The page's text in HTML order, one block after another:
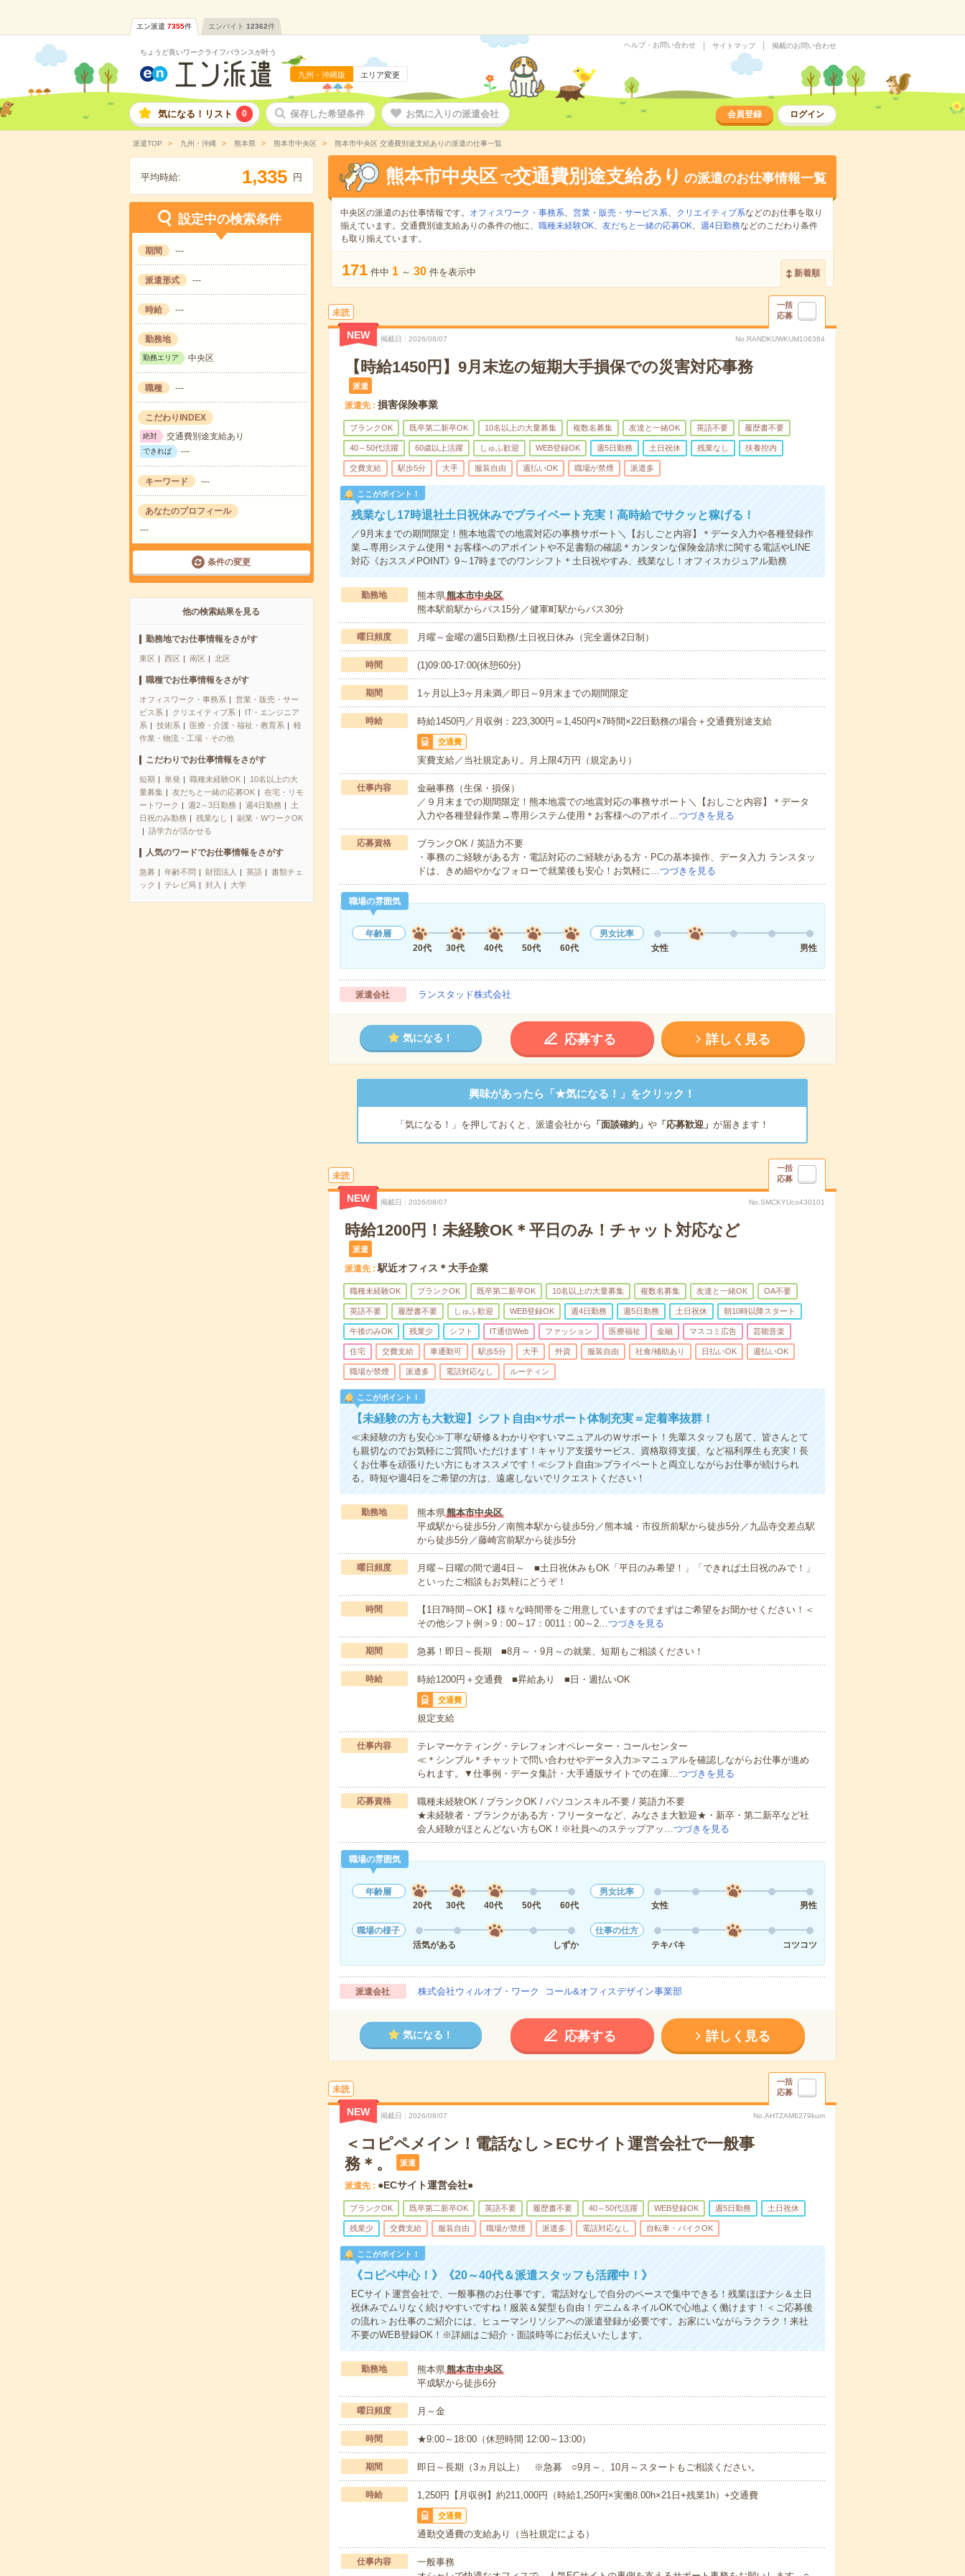
エン派遣 7355件 エンバイト 12362件
ちょうど良いワークライフバランスが叶う
九州・沖縄版 エリア変更
ヘルプ・お問い合わせ サイトマップ 掲載のお問い合わせ
気になる！リスト 0 保存した希望条件 お気に入りの派遣会社 会員登録 ログイン
派遣TOP 九州・沖縄 熊本県 熊本市中央区 熊本市中央区 交通費別途支給ありの派遣の仕事一覧
平均時給: 1,335 円
設定中の検索条件
期間 ---
派遣形式 ---
時給 ---
勤務地
勤務エリア 中央区
職種 ---
こだわりINDEX
絶対 交通費別途支給あり
できれば ---
キーワード ---
あなたのプロフィール
---
条件の変更
他の検索結果を見る
勤務地でお仕事情報をさがす
東区 西区 南区 北区
職種でお仕事情報をさがす
オフィスワーク・事務系
営業・販売・サー
ビス系
クリエイティブ系
IT・エンジニア
系
技術系 医療・介護・福祉・教育系
軽
作業・物流・工場・その他
こだわりでお仕事情報をさがす
短期 単発 職種未経験OK
10名以上の大
量募集
友だちと一緒の応募OK
在宅・リモ
ートワーク
週2～3日勤務 週4日勤務
土
日祝のみ勤務
残業なし
副業・WワークOK
語学力が活かせる
人気のワードでお仕事情報をさがす
急募 年齢不問 財団法人 英語
書類チェ
ック
テレビ局 封入 大学
熊本市中央区 で交通費別途支給あり の派遣のお仕事情報一覧
中央区の派遣のお仕事情報です。 オフィスワーク・事務系、 営業・販売・サービス系、 クリエイティブ系などのお仕事を取り
揃えています。交通費別途支給ありの条件の他に、 職種未経験OK、 友だちと一緒の応募OK、 週4日勤務などのこだわり条件
も取り揃えています。
171 件中 1 ～ 30 件を表示中 新着順
未読
一括
応募
NEW 掲載日 2026/08/07 No.RANDKUWKUM106384
【時給1450円】9月末迄の短期大手損保での災害対応事務
派遣
派遣先 損害保険事業
ブランクOK 既卒第二新卒OK 10名以上の大量募集 複数名募集 友達と一緒OK 英語不要 履歴書不要
40～50代活躍 60歳以上活躍 しゅふ歓迎 WEB登録OK 週5日勤務 土日祝休 残業なし 扶養控内
交費支給 駅歩5分 大手 服装自由 週払いOK 職場が禁煙 派遣多
ここがポイント！
残業なし17時退社土日祝休みでプライベート充実！高時給でサクッと稼げる！
／9月末までの期間限定！熊本地震での地震対応の事務サポート＼【おしごと内容】＊データ入力や各種登録作
業→専用システム使用＊お客様へのアポイントや不足書類の確認＊カンタンな保険金請求に関する電話やLINE
対応《おススメPOINT》9～17時までのワンシフト＊土日祝やすみ、残業なし！オフィスカジュアル勤務
勤務地 熊本県熊本市中央区
熊本駅前駅からバス15分／健軍町駅からバス30分
曜日頻度 月曜～金曜の週5日勤務/土日祝日休み（完全週休2日制）
時間 (1)09:00-17:00(休憩60分)
期間 1ヶ月以上3ヶ月未満／即日～9月末までの期間限定
時給 時給1450円／月収例：223,300円＝1,450円×7時間×22日勤務の場合＋交通費別途支給
交通費
実費支給／当社規定あり。月上限4万円（規定あり）
仕事内容
金融事務（生保・損保）
／９月末までの期間限定！熊本地震での地震対応の事務サポート＼【おしごと内容】＊データ
入力や各種登録作業→専用システム使用＊お客様へのアポイ…つづきを見る
応募資格
ブランクOK / 英語力不要
・事務のご経験がある方・電話対応のご経験がある方・PCの基本操作、データ入力 ランスタッ
ドは、きめ細やかなフォローで就業後も安心！お気軽に…つづきを見る
職場の雰囲気
年齢層
20代
30代 40代 50代 60代
男女比率
女性
男性
派遣会社 ランスタッド株式会社
気になる！ 応募する 詳しく見る
興味があったら「★気になる！」をクリック！
「気になる！」を押しておくと、派遣会社から 「面談確約」 や「応募歓迎」 が届きます！
未読
一括
応募
NEW 掲載日 2026/08/07 No.SMCKYUco430101
時給1200円！未経験OK＊平日のみ！チャット対応など
派遣
派遣先 駅近オフィス＊大手企業
職種未経験OK ブランクOK 既卒第二新卒OK 10名以上の大量募集 複数名募集 友達と一緒OK OA不要
英語不要 履歴書不要 しゅふ歓迎 WEB登録OK 週4日勤務 週5日勤務 土日祝休 朝10時以降スタート
午後のみOK 残業少 シフト IT通信Web ファッション 医療福祉 金融 マスコミ広告 芸能音楽
住宅 交費支給 車通勤可 駅歩5分 大手 外資 服装自由 社食/補助あり 日払いOK 週払いOK
職場が禁煙 派遣多 電話対応なし ルーティン
ここがポイント！
【未経験の方も大歓迎】シフト自由×サポート体制充実＝定着率抜群！
≪未経験の方も安心≫丁寧な研修＆わかりやすいマニュアルのＷサポート！先輩スタッフも居て、皆さんとて
も親切なのでお気軽にご質問いただけます！キャリア支援サービス、資格取得支援、など福利厚生も充実！長
くお仕事を頑張りたい方にもオススメです！≪シフト自由≫プライベートと両立しながらお仕事が続けられ
る。時短や週4日をご希望の方は、遠慮しないでリクエストください！
勤務地 熊本県熊本市中央区
平成駅から徒歩5分／南熊本駅から徒歩5分／熊本城・市役所前駅から徒歩5分／九品寺交差点駅
から徒歩5分／藤崎宮前駅から徒歩5分
曜日頻度
月曜～日曜の間で週4日～ ■土日祝休みもOK「平日のみ希望！」「できれば土日祝のみで！」
といったご相談もお気軽にどうぞ！
時間
【1日7時間～OK】様々な時間帯をご用意していますのでまずはご希望をお聞かせください！＜
その他シフト例＞9：00～17：0011：00～2… つづきを見る
期間 急募！即日～長期 ■8月～・9月～の就業、短期もご相談ください！
時給 時給1200円＋交通費 ■昇給あり ■日・週払いOK
交通費
規定支給
仕事内容
テレマーケティング・テレフォンオペレーター・コールセンター
≪＊シンプル＊チャットで問い合わせやデータ入力≫マニュアルを確認しながらお仕事が進め
られます。▼仕事例・データ集計・大手通販サイトでの在庫… つづきを見る
応募資格
職種未経験OK / ブランクOK / パソコンスキル不要 / 英語力不要
★未経験者・ブランクがある方・フリーターなど、みなさま大歓迎★・新卒・第二新卒など社
会人経験がほとんどない方もOK！※社員へのステップアッ… つづきを見る
職場の雰囲気
年齢層
20代
30代 40代 50代 60代
男女比率
女性
男性
職場の様子
活気がある
しずか
仕事の仕方
テキパキ
コツコツ
派遣会社 株式会社ウィルオブ・ワーク コール&オフィスデザイン事業部
気になる！ 応募する 詳しく見る
未読
一括
応募
NEW 掲載日 2026/08/07 No.AHTZAM6279kum
＜コピペメイン！電話なし＞ECサイト運営会社で一般事
務＊。
派遣
派遣先 ●ECサイト運営会社●
ブランクOK 既卒第二新卒OK 英語不要 履歴書不要 40～50代活躍 WEB登録OK 週5日勤務 土日祝休
残業少 交費支給 服装自由 職場が禁煙 派遣多 電話対応なし 自転車・バイクOK
ここがポイント！
《コピペ中心！》《20～40代＆派遣スタッフも活躍中！》
ECサイト運営会社で、一般事務のお仕事です。電話対なしで自分のペースで集中できる！残業ほぼナシ＆土日
祝休みでムリなく続けやすいですね！服装＆髪型も自由！デニム＆ネイルOKで心地よく働けます！＜ご応募後
の流れ＞お仕事のご紹介には、ヒューマンリソシアへの派遣登録が必要です。お家にいながらラクラク！来社
不要のWEB登録OK！※詳細はご紹介・面談時等にお伝えいたします。
勤務地 熊本県熊本市中央区
平成駅から徒歩6分
曜日頻度 月～金
時間 ★9:00～18:00（休憩時間 12:00～13:00）
期間 即日～長期（3ヵ月以上） ※急募 ○9月～、10月～スタートもご相談ください。
時給 1,250円【月収例】約211,000円（時給1,250円×実働8.00h×21日+残業1h）+交通費
交通費
通勤交通費の支給あり（当社規定による）
仕事内容
一般事務